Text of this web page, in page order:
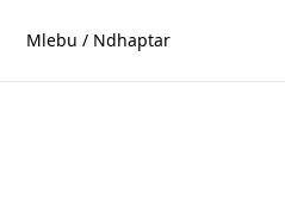
Mlebu / Ndhaptar